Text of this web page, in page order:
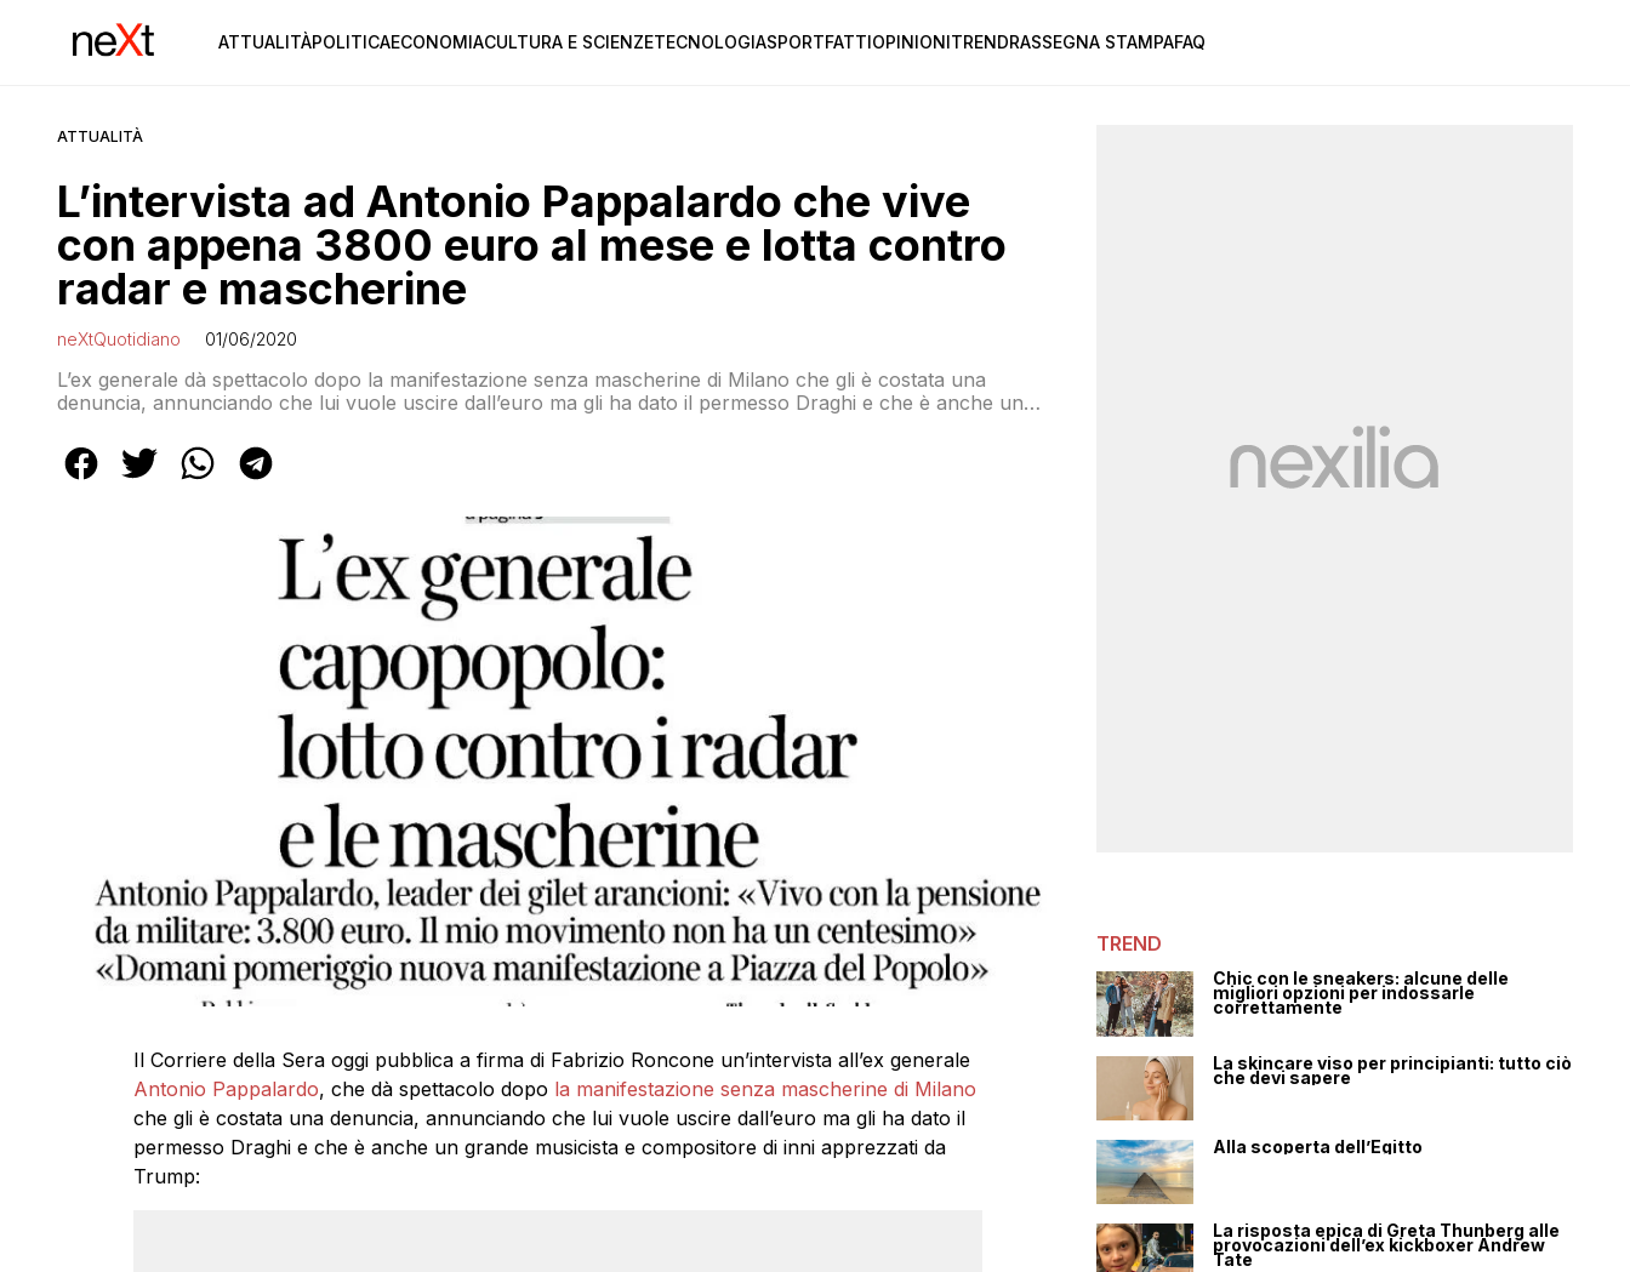
ATTUALITÀPOLITICAECONOMIACULTURA E SCIENZETECNOLOGIASPORTFATTIOPINIONITRENDRASSEGNA STAMPAFAQ
ATTUALITÀ
L’intervista ad Antonio Pappalardo che vive
con appena 3800 euro al mese e lotta contro
radar e mascherine
neXtQuotidiano 01/06/2020
L’ex generale dà spettacolo dopo la manifestazione senza mascherine di Milano che gli è costata una
denuncia, annunciando che lui vuole uscire dall’euro ma gli ha dato il permesso Draghi e che è anche un
Il Corriere della Sera oggi pubblica a firma di Fabrizio Roncone un’intervista all’ex generale
Antonio Pappalardo, che dà spettacolo dopo la manifestazione senza mascherine di Milano
che gli è costata una denuncia, annunciando che lui vuole uscire dall’euro ma gli ha dato il
permesso Draghi e che è anche un grande musicista e compositore di inni apprezzati da
Trump:
TREND
Chic con le sneakers: alcune delle
migliori opzioni per indossarle
correttamente
La skincare viso per principianti: tutto ciò
che devi sapere
Alla scoperta dell’Egitto
La risposta epica di Greta Thunberg alle
provocazioni dell’ex kickboxer Andrew
Tate